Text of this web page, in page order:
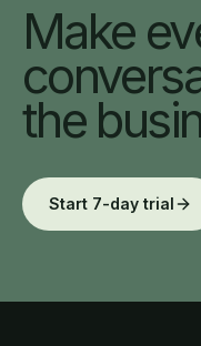
Make
the
Start 7-day trial